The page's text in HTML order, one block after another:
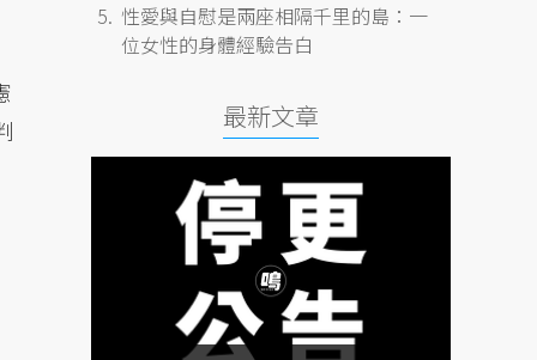
性愛與自慰是兩座相隔千里的島：一
位女性的身體經驗告白
最新文章